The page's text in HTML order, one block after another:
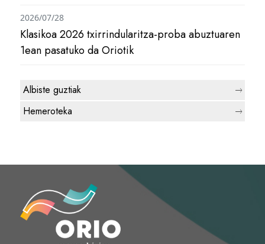
Klasikoa 2026 txirrindularitza-proba abuztuaren
1ean pasatuko da Oriotik
2026/07/28
Albiste guztiak
Hemeroteka